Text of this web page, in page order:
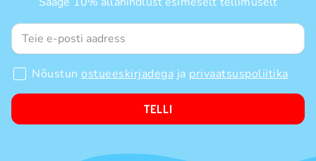
Nõustun ostueeskirjadega ja privaatsuspoliitika
TELLI